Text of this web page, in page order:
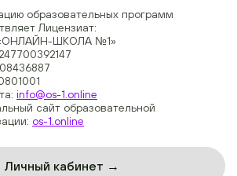
образовательных программ
Лицензиат:
ШКОЛА №1»
info@os-1.online
сайт образовательной
os-1.online
Личный кабинет →